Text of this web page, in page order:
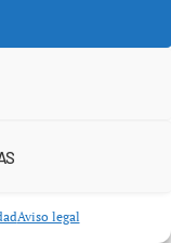
Aviso legal